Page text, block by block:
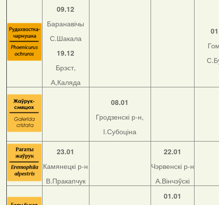
09.12
Баранавічы
С.Шакала
19.12
Брэст,
А,Каляда
08.01
Гродзенскі р-н,
І.Субоціна
23.01
Камянецкі р-н
В.Пракапчук
22.01
Чэрвенскі р-н
А.Вінчэўскі
01.01